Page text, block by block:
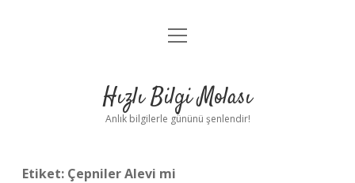
Anasayfa
Yasal Uyarı
menüyü
Hızlı Bilgi Molası
Anlık bilgilerle gününü şenlendir!
Etiket: Çepniler Alevi mi